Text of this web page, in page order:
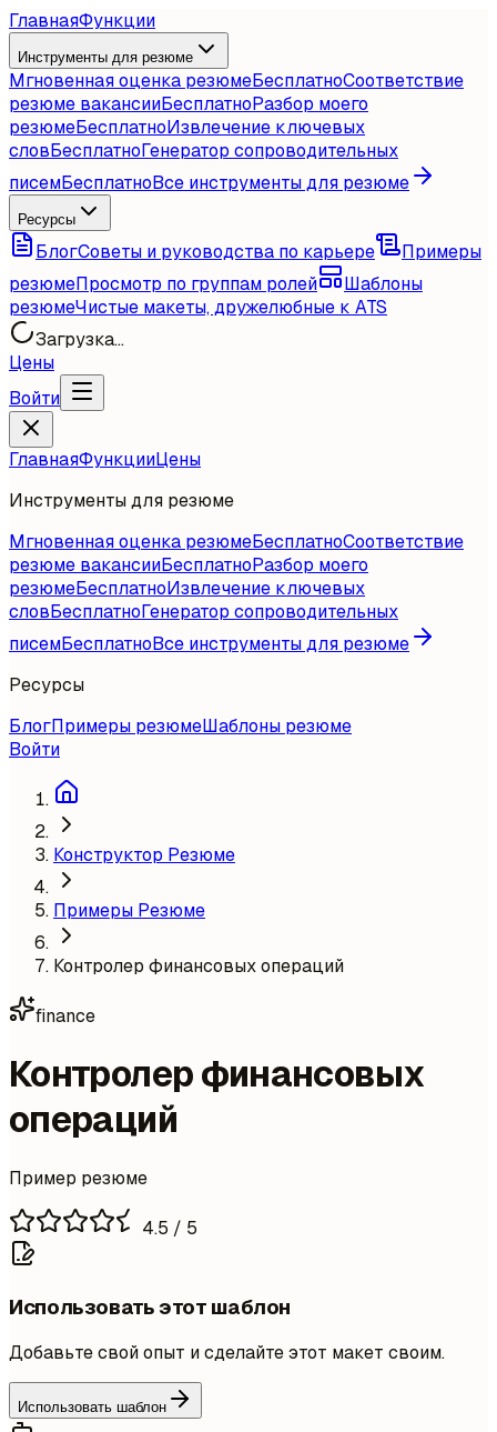
ГлавнаяФункции
Инструменты для резюме
Мгновенная оценка резюмеБесплатноСоответствие
резюме вакансииБесплатноРазбор моего
резюмеБесплатноИзвлечение ключевых
словБесплатноГенератор сопроводительных
писемБесплатноВсе инструменты для резюме
Ресурсы
БлогСоветы и руководства по карьере
Примеры
резюмеПросмотр по группам ролей
Шаблоны
резюмеЧистые макеты, дружелюбные к ATS
Загрузка...
Цены
Войти
ГлавнаяФункцииЦены
Инструменты для резюме
Мгновенная оценка резюмеБесплатноСоответствие
резюме вакансииБесплатноРазбор моего
резюмеБесплатноИзвлечение ключевых
словБесплатноГенератор сопроводительных
писемБесплатноВсе инструменты для резюме
Ресурсы
БлогПримеры резюмеШаблоны резюме
Войти
Конструктор Резюме
Примеры Резюме
Контролер финансовых операций
finance
Контролер финансовых
операций
Пример резюме
4.5 / 5
Использовать этот шаблон
Добавьте свой опыт и сделайте этот макет своим.
Использовать шаблон